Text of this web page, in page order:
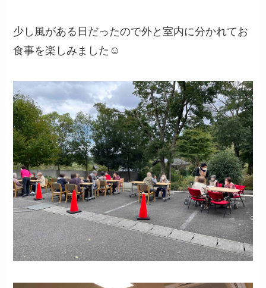
少し風がある日だったので外と室内に分かれてお
食事を楽しみました☺